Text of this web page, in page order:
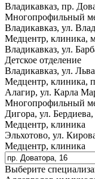
Владикавказ, пр.
Многопрофильный
Владикавказ, ул.
Медцентр, клиника,
Владикавказ, ул.
Детское отделение
Владикавказ, ул.
Медцентр, клиника,
Алагир, ул. Карла
Многопрофильный
Дигора, ул.
Медцентр, клиника
Эльхотово, ул.
Медцентр, клиника
Выберите